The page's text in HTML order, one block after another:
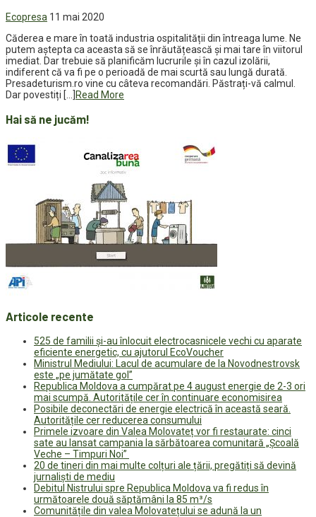
Ecopresa 11 mai 2020
Căderea e mare în toată industria ospitalității din întreaga lume. Ne
putem aștepta ca aceasta să se înrăutățească și mai tare în viitorul
imediat. Dar trebuie să planificăm lucrurile și în cazul izolării,
indiferent că va fi pe o perioadă de mai scurtă sau lungă durată.
Presadeturism.ro vine cu câteva recomandări. Păstrați-vă calmul.
Dar povestiți […] Read More
Hai să ne jucăm!
Articole recente
525 de familii și-au înlocuit electrocasnicele vechi cu aparate
eficiente energetic, cu ajutorul EcoVoucher
Ministrul Mediului: Lacul de acumulare de la Novodnestrovsk
este „pe jumătate gol”
Republica Moldova a cumpărat pe 4 august energie de 2-3 ori
mai scumpă. Autoritățile cer în continuare economisirea
Posibile deconectări de energie electrică în această seară.
Autoritățile cer reducerea consumului
Primele izvoare din Valea Molovateț vor fi restaurate: cinci
sate au lansat campania la sărbătoarea comunitară „Școală
Veche – Timpuri Noi”
20 de tineri din mai multe colțuri ale țării, pregătiți să devină
jurnaliști de mediu
Debitul Nistrului spre Republica Moldova va fi redus în
următoarele două săptămâni la 85 m³/s
Comunitățile din valea Molovatețului se adună la un